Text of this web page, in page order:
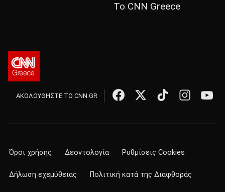
Το CNN Greece
ΑΚΟΛΟΥΘΗΣΤΕ ΤΟ CNN.GR
Όροι χρήσης Δεοντολογία Ρυθμίσεις Cookies
Δήλωση εχεμύθειας Πολιτική κατά της Διαφθοράς